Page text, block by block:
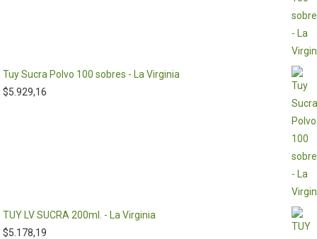
Tuy Sucra Polvo 100 sobres - La Virginia
$5.929,16
TUY LV SUCRA 200ml. - La Virginia
$5.178,19